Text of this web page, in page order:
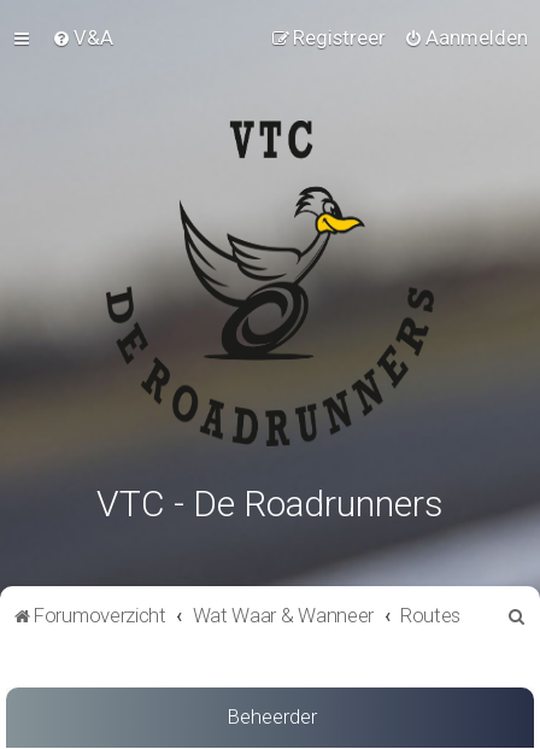
V&A Aanmelden
Registreer
VTC - De Roadrunners
Forumoverzicht Wat Waar & Wanneer Routes
Beheerder